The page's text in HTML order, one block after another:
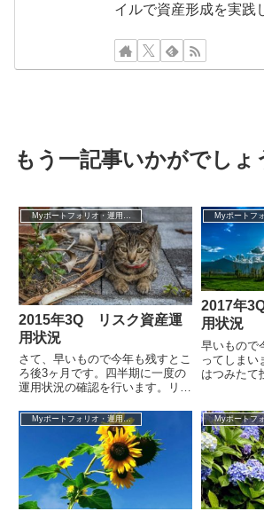
イルで資産形成を実践
もう一記事いかがでしょ
2015年3Q リスク資産運
用状況
さて、早いもので今年も残すとこ
ろ後3ヶ月です。四半期に一度の
運用状況の確認を行います。リス
3ヶ月（2015年3Q）の投資収益率
は-...
2017年
用状況
早いもので
ってしまい
はつみたて
が家のリス
Myポートフォリオ・運用成績